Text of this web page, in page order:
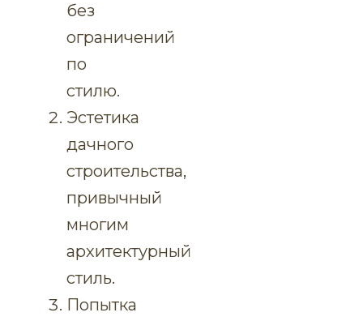
без
ограничений
по
стилю.
Эстетика
дачного
строительства,
привычный
многим
архитектурный
стиль.
Попытка